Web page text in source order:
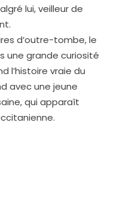
lui, veilleur de
d’outre-tombe, le
une grande curiosité
l’histoire vraie du
avec une jeune
qui apparaît